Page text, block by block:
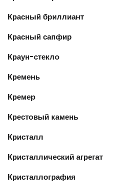
Красный бриллиант
Красный сапфир
Краун-стекло
Кремень
Кремер
Крестовый камень
Кристалл
Кристаллический агрегат
Кристаллография